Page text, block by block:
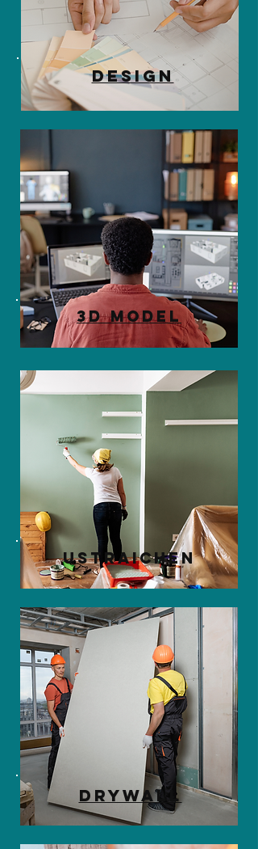
Design
3D Model
ustraichen
drywall